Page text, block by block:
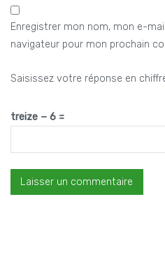
Enregistrer mon nom, mon e-
navigateur pour mon prochain
Saisissez votre réponse en
treize − 6 =